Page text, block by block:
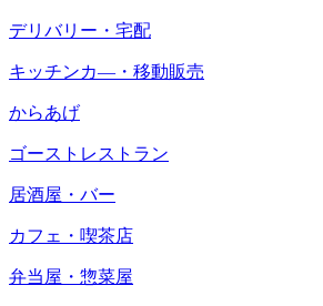
デリバリー・宅配
キッチンカ―・移動販売
からあげ
ゴーストレストラン
居酒屋・バー
カフェ・喫茶店
弁当屋・惣菜屋